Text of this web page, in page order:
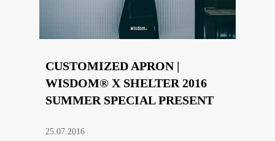
CUSTOMIZED APRON |
WISDOM® X SHELTER 2016
SUMMER SPECIAL PRESENT
25.07.2016